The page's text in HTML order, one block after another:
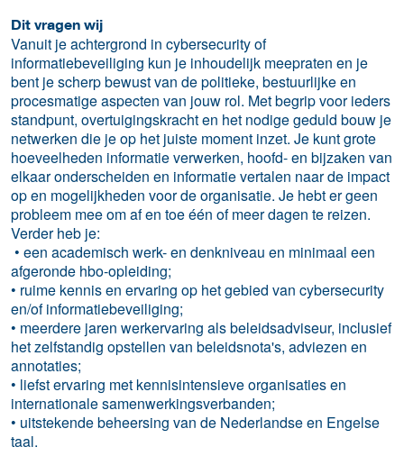
Dit vragen wij
Vanuit je achtergrond in cybersecurity of
informatiebeveiliging kun je inhoudelijk meepraten en je
bent je scherp bewust van de politieke, bestuurlijke en
procesmatige aspecten van jouw rol. Met begrip voor ieders
standpunt, overtuigingskracht en het nodige geduld bouw je
netwerken die je op het juiste moment inzet. Je kunt grote
hoeveelheden informatie verwerken, hoofd- en bijzaken van
elkaar onderscheiden en informatie vertalen naar de impact
op en mogelijkheden voor de organisatie. Je hebt er geen
probleem mee om af en toe één of meer dagen te reizen.
Verder heb je:
• een academisch werk- en denkniveau en minimaal een
afgeronde hbo-opleiding;
• ruime kennis en ervaring op het gebied van cybersecurity
en/of informatiebeveiliging;
• meerdere jaren werkervaring als beleidsadviseur, inclusief
het zelfstandig opstellen van beleidsnota's, adviezen en
annotaties;
• liefst ervaring met kennisintensieve organisaties en
internationale samenwerkingsverbanden;
• uitstekende beheersing van de Nederlandse en Engelse
taal.